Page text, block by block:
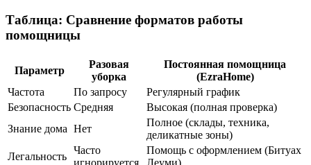
Таблица: Сравнение форматов работы
помощницы
Параметр
Разовая
уборка
Постоянная помощница
(EzraHome)
Частота
По запросу
Регулярный график
Безопасность Средняя
Высокая (полная проверка)
Знание дома Нет
Полное (склады, техника,
деликатные зоны)
Легальность
Часто
игнорируется
Помощь с оформлением (Битуах
Леуми)